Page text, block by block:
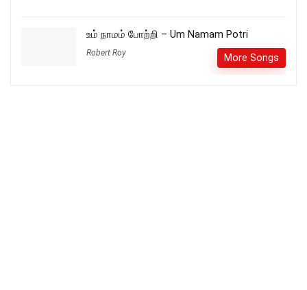
உம் நாமம் போற்றி – Um Namam Potri
Robert Roy More Songs